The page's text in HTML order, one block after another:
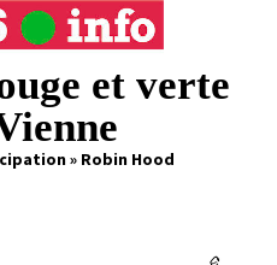
et verte
» Robin Hood